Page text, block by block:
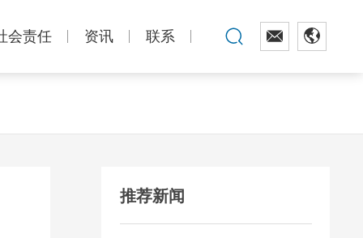
会责任 资讯 联系
推荐新闻